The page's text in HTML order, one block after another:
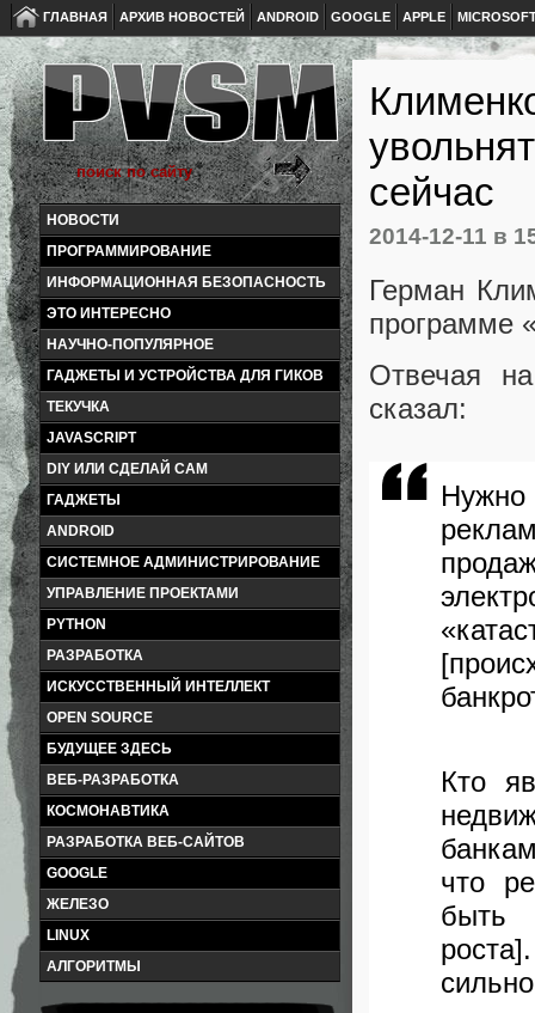
ГЛАВНАЯ АРХИВ НОВОСТЕЙ ANDROID GOOGLE APPLE
НОВОСТИ
ПРОГРАММИРОВАНИЕ
ИНФОРМАЦИОННАЯ БЕЗОПАСНОСТЬ
ЭТО ИНТЕРЕСНО
НАУЧНО-ПОПУЛЯРНОЕ
ГАДЖЕТЫ И УСТРОЙСТВА ДЛЯ ГИКОВ
ТЕКУЧКА
JAVASCRIPT
DIY ИЛИ СДЕЛАЙ САМ
ГАДЖЕТЫ
ANDROID
СИСТЕМНОЕ АДМИНИСТРИРОВАНИЕ
УПРАВЛЕНИЕ ПРОЕКТАМИ
PYTHON
РАЗРАБОТКА
ИСКУССТВЕННЫЙ ИНТЕЛЛЕКТ
OPEN SOURCE
БУДУЩЕЕ ЗДЕСЬ
ВЕБ-РАЗРАБОТКА
КОСМОНАВТИКА
РАЗРАБОТКА ВЕБ-САЙТОВ
GOOGLE
ЖЕЛЕЗО
LINUX
АЛГОРИТМЫ
сейчас
2014-12-11 в
Герман
программе
Отвечая
сказал:
Кто
что
быть